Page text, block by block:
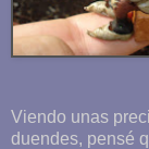
Viendo unas
duendes, pensé